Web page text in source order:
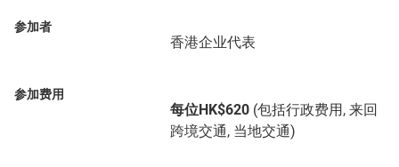
参加者
香港企业代表
参加费用
每位HK$620 (包括行政费用, 来回
跨境交通, 当地交通)